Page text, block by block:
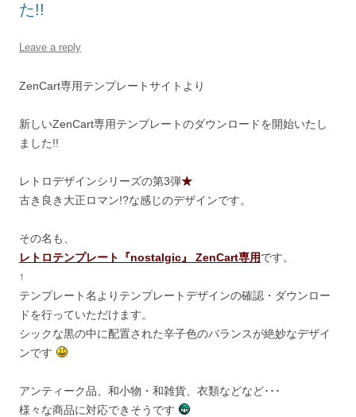
た!!
Leave a reply
ZenCart専用テンプレートサイトより
新しいZenCart専用テンプレートのダウンロードを開始いたし
ました!!
レトロデザインシリーズの第3弾★
古き良き大正ロマン!?な感じのデザインです。
その名も、
レトロテンプレート『nostalgic』 ZenCart専用です。
↑
テンプレート名よりテンプレートデザインの確認・ダウンロー
ドを行っていただけます。
シックな黒の中に配置された辛子色のバランスが絶妙なデザイ
ンです
アンティーク品、和小物・和雑貨、衣類などなど･･･
様々な商品に対応できそうです